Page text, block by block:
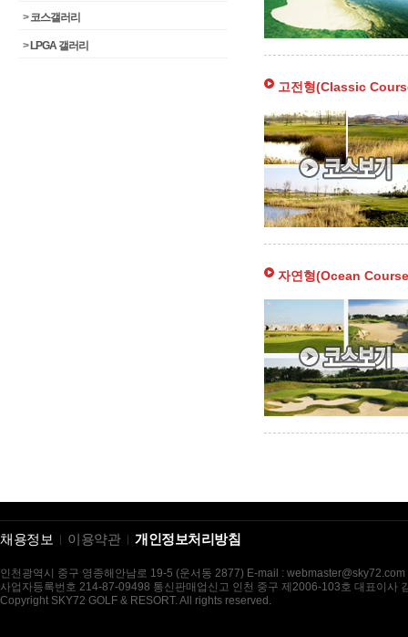
>코스갤러리
> LPGA 갤러리
고전형(Classic
자연형(Ocean
채용정보 이용약관 개인정보처리방침
인천광역시 중구 영종해안남로 19-5 (운서동 2877) E-mail : webmaster@sky72.com
사업자등록번호 214-87-09498 통신판매업신고 인천 중구 제2006-103호 대표이사
Copyright SKY72 GOLF & RESORT. All rights reserved.